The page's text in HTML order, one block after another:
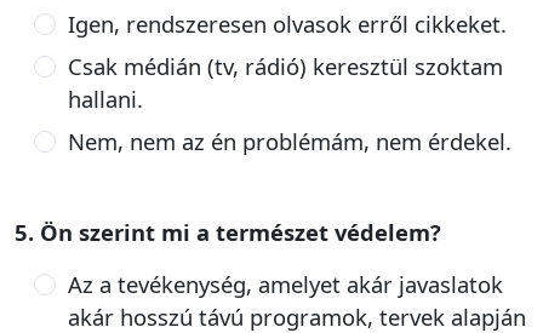
Igen, rendszeresen olvasok erről cikkeket.
Csak médián (tv, rádió) keresztül szoktam
hallani.
Nem, nem az én problémám, nem érdekel.
5. Ön szerint mi a természet védelem?
Az a tevékenység, amelyet akár javaslatok
akár hosszú távú programok, tervek alapján